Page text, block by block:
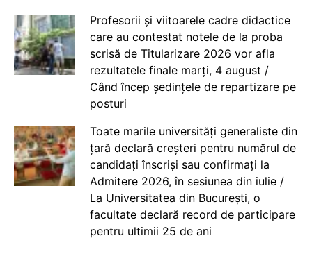
Profesorii și viitoarele cadre didactice
care au contestat notele de la proba
scrisă de Titularizare 2026 vor afla
rezultatele finale marți, 4 august /
Când încep ședințele de repartizare pe
posturi
Toate marile universități generaliste din
țară declară creșteri pentru numărul de
candidați înscriși sau confirmați la
Admitere 2026, în sesiunea din iulie /
La Universitatea din București, o
facultate declară record de participare
pentru ultimii 25 de ani